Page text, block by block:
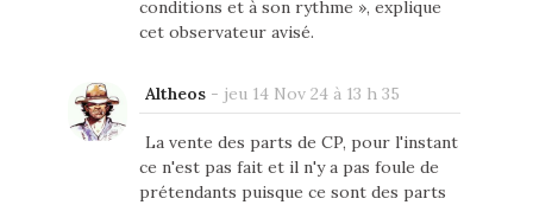
conditions et à son rythme », explique
cet observateur avisé.
Altheos- jeu 14 Nov 24 à 13 h 35
La vente des parts de CP, pour l'instant
ce n'est pas fait et il n'y a pas foule de
prétendants puisque ce sont des parts